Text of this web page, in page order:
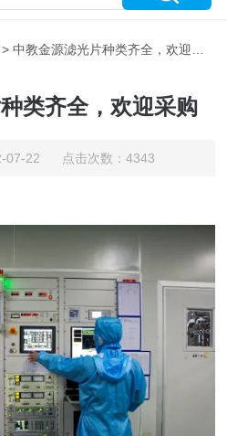
> 中教金源滤光片种类齐全，欢迎采购
类齐全，欢迎采购
07-22 点击次数：4343